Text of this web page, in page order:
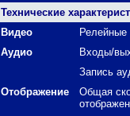
Технические
Видео
Аудио
Входы/
Запись
Отображение
Общая